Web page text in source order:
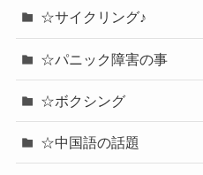
☆サイクリング♪
☆パニック障害の事
☆ボクシング
☆中国語の話題